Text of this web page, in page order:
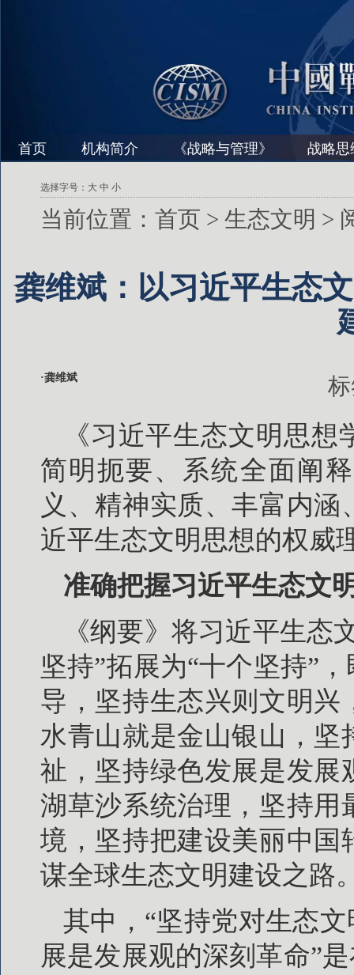
首页 机构简介 《战略与管理》 战略思
选择字号： 大 中 小
当前位置： 首页 > 生态文明 >
龚维斌：以习近平生态
·龚维斌
《习近平生态文明思
简明扼要、系统全面阐
义、精神实质、丰富内
近平生态文明思想的权威
准确把握习近平生态文
《纲要》将习近平生态
坚持”拓展为“十个坚持”
导，坚持生态兴则文明
水青山就是金山银山，
祉，坚持绿色发展是发展
湖草沙系统治理，坚持用
境，坚持把建设美丽中国
谋全球生态文明建设之路
其中，“坚持党对生态
展是发展观的深刻革命”